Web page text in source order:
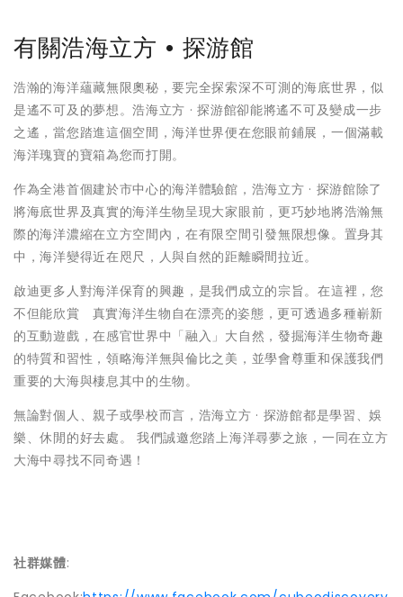
有關浩海立方 • 探游館
浩瀚的海洋蘊藏無限奧秘，要完全探索深不可測的海底世界，似
是遙不可及的夢想。浩海立方 · 探游館卻能將遙不可及變成一步
之遙，當您踏進這個空間，海洋世界便在您眼前鋪展，一個滿載
海洋瑰寶的寶箱為您而打開。
作為全港首個建於市中心的海洋體驗館，浩海立方 · 探游館除了
將海底世界及真實的海洋生物呈現大家眼前，更巧妙地將浩瀚無
際的海洋濃縮在立方空間內，在有限空間引發無限想像。置身其
中，海洋變得近在咫尺，人與自然的距離瞬間拉近。
啟迪更多人對海洋保育的興趣，是我們成立的宗旨。在這裡，您
不但能欣賞 真實海洋生物自在漂亮的姿態，更可透過多種嶄新
的互動遊戲，在感官世界中「融入」大自然，發掘海洋生物奇趣
的特質和習性，領略海洋無與倫比之美，並學會尊重和保護我們
重要的大海與棲息其中的生物。
無論對個人、親子或學校而言，浩海立方 · 探游館都是學習、娛
樂、休閒的好去處。 我們誠邀您踏上海洋尋夢之旅，一同在立方
大海中尋找不同奇遇！
社群媒體: